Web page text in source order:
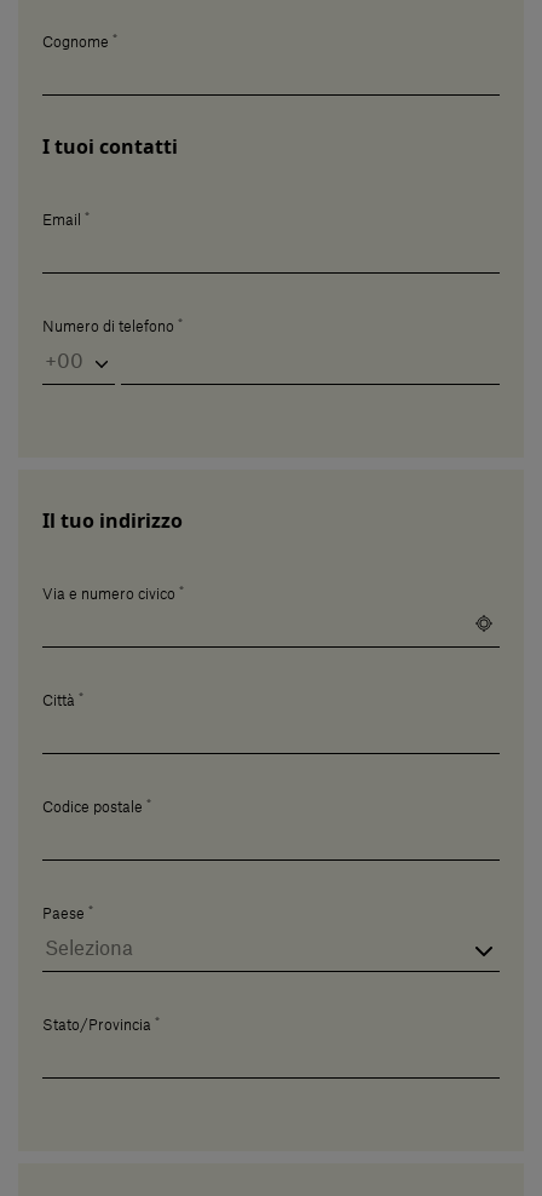
Cognome *
I tuoi contatti
Email *
Numero di telefono *
Il tuo indirizzo
Via e numero civico *
Città *
Codice postale *
Paese *
Stato/Provincia *